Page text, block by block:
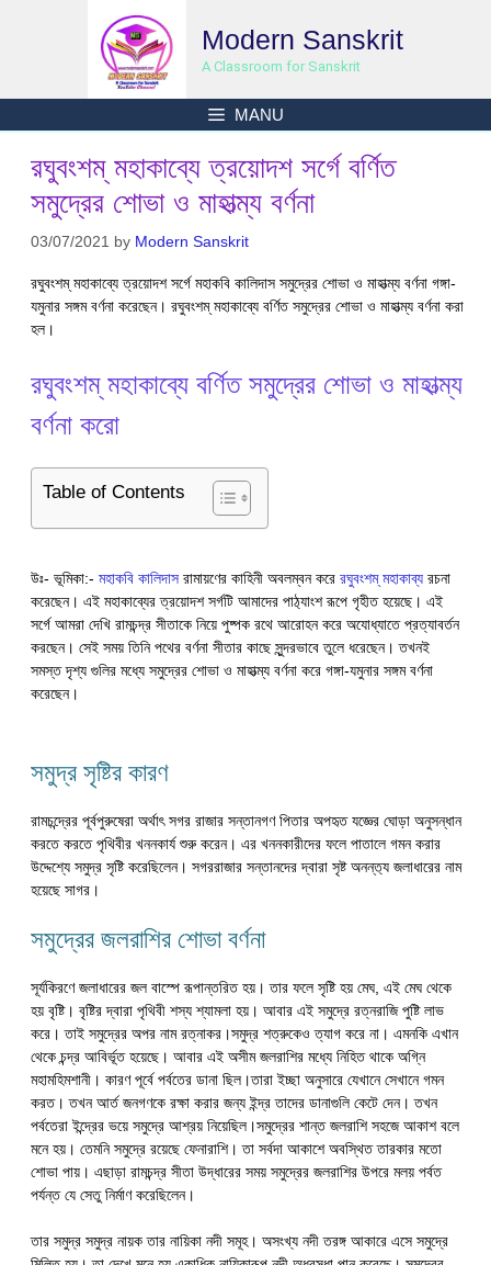
Modern Sanskrit
A Classroom for Sanskrit
MANU
রঘুবংশম্ মহাকাব্যে ত্রয়োদশ সর্গে বর্ণিত
সমুদ্রের শোভা ও মাহাত্ম্য বর্ণনা
03/07/2021 by Modern Sanskrit
রঘুবংশম্ মহাকাব্যে ত্রয়োদশ সর্গে মহাকবি কালিদাস সমুদ্রের শোভা ও মাহাত্ম্য বর্ণনা গঙ্গা-
যমুনার সঙ্গম বর্ণনা করেছেন। রঘুবংশম্ মহাকাব্যে বর্ণিত সমুদ্রের শোভা ও মাহাত্ম্য বর্ণনা করা
হল।
রঘুবংশম্ মহাকাব্যে বর্ণিত সমুদ্রের শোভা ও মাহাত্ম্য
বর্ণনা করো
Table of Contents
উঃ- ভূমিকা:- মহাকবি কালিদাস রামায়ণের কাহিনী অবলম্বন করে রঘুবংশম্ মহাকাব্য রচনা
করেছেন। এই মহাকাব্যের ত্রয়োদশ সর্গটি আমাদের পাঠ‍্যাংশ রূপে গৃহীত হয়েছে। এই
সর্গে আমরা দেখি রামচন্দ্র সীতাকে নিয়ে পুষ্পক রথে আরোহন করে অযোধ্যাতে প্রত্যাবর্তন
করছেন। সেই সময় তিনি পথের বর্ণনা সীতার কাছে সুন্দরভাবে তুলে ধরেছেন। তখনই
সমস্ত দৃশ্য গুলির মধ্যে সমুদ্রের শোভা ও মাহাত্ম্য বর্ণনা করে গঙ্গা-যমুনার সঙ্গম বর্ণনা
করেছেন।
সমুদ্র সৃষ্টির কারণ
রামচন্দ্রের পূর্বপুরুষেরা অর্থাৎ সগর রাজার সন্তানগণ পিতার অপহৃত যজ্ঞের ঘোড়া অনুসন্ধান
করতে করতে পৃথিবীর খননকার্য শুরু করেন। এর খননকারীদের ফলে পাতালে গমন করার
উদ্দেশ্যে সমুদ্র সৃষ্টি করেছিলেন। সগররাজার সন্তানদের দ্বারা সৃষ্ট অনন্ত‍্য জলাধারের নাম
হয়েছে সাগর।
সমুদ্রের জলরাশির শোভা বর্ণনা
সূর্যকিরণে জলাধারের জল বাস্পে রূপান্তরিত হয়। তার ফলে সৃষ্টি হয় মেঘ, এই মেঘ থেকে
হয় বৃষ্টি। বৃষ্টির দ্বারা পৃথিবী শস্য শ্যামলা হয়। আবার এই সমুদ্রে রত্নরাজি পুষ্টি লাভ
করে। তাই সমুদ্রের অপর নাম রত্নাকর।সমুদ্র শত্রুকেও ত্যাগ করে না। এমনকি এখান
থেকে চন্দ্র আবির্ভূত হয়েছে। আবার এই অসীম জলরাশির মধ্যে নিহিত থাকে অগ্নি
মহামহিমশানী। কারণ পূর্বে পর্বতের ডানা ছিল।তারা ইচ্ছা অনুসারে যেখানে সেখানে গমন
করত। তখন আর্ত জনগণকে রক্ষা করার জন্য ইন্দ্র তাদের ডানাগুলি কেটে দেন। তখন
পর্বতেরা ইন্দ্রের ভয়ে সমুদ্রে আশ্রয় নিয়েছিল।সমুদ্রের শান্ত জলরাশি সহজে আকাশ বলে
মনে হয়। তেমনি সমুদ্রে রয়েছে ফেনারাশি। তা সর্বদা আকাশে অবস্থিত তারকার মতো
শোভা পায়। এছাড়া রামচন্দ্র সীতা উদ্ধারের সময় সমুদ্রের জলরাশির উপরে মলয় পর্বত
পর্যন্ত যে সেতু নির্মাণ করেছিলেন।
তার সমুদ্র সমুদ্র নায়ক তার নায়িকা নদী সমূহ। অসংখ্য নদী তরঙ্গ আকারে এসে সমুদ্রে